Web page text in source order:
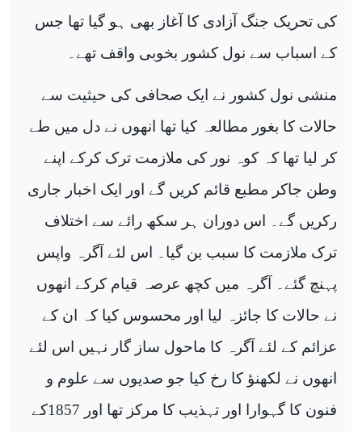
کی تحریک جنگ آزادی کا آغاز بھی ہو گیا تھا جس
کے اسباب سے نول کشور بخوبی واقف تھے۔
منشی نول کشور نے ایک صحافی کی حیثیت سے
حالات کا بغور مطالعہ کیا تھا انھوں نے دل میں طے
کر لیا تھا کہ کوہ نور کی ملازمت ترک کرکے اپنے
وطن جاکر مطبع قائم کریں گے اور ایک اخبار جاری
رکریں گے۔ اس دوران ہر سکھ رائے سے اختلاف
ترک ملازمت کا سبب بن گیا۔ اس لئے آگرہ واپس
پہنچ گئے۔ آگرہ میں کچھ عرصہ قیام کرکے انھوں
نے حالات کا جائزہ لیا اور محسوس کیا کہ ان کے
عزائم کے لئے آگرہ کا ماحول ساز گار نہیں اس لئے
انھوں نے لکھنؤ کا رخ کیا جو صدیوں سے علوم و
فنون کا گہوارا اور تہذیب کا مرکز تھا اور 1857کے